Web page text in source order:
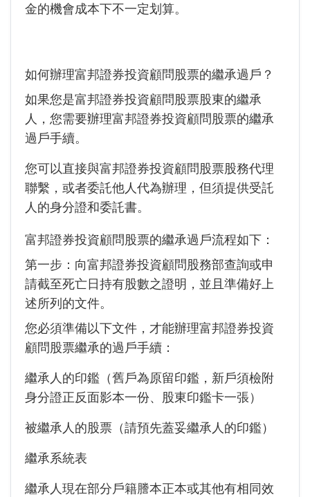
金的機會成本下不一定划算。
如何辦理富邦證券投資顧問股票的繼承過戶？
如果您是富邦證券投資顧問股票股東的繼承
人，您需要辦理富邦證券投資顧問股票的繼承
過戶手續。
您可以直接與富邦證券投資顧問股票股務代理
聯繫，或者委託他人代為辦理，但須提供受託
人的身分證和委託書。
富邦證券投資顧問股票的繼承過戶流程如下 ：
第一步：向富邦證券投資顧問股務部查詢或申
請截至死亡日持有股數之證明，並且準備好上
述所列的文件。
您必須準備以下文件，才能辦理富邦證券投資
顧問股票繼承的過戶手續：
繼承人的印鑑（舊戶為原留印鑑，新戶須檢附
身分證正反面影本一份、股東印鑑卡一張）
被繼承人的股票（請預先蓋妥繼承人的印鑑）
繼承系統表
繼承人現在部分戶籍謄本正本或其他有相同效